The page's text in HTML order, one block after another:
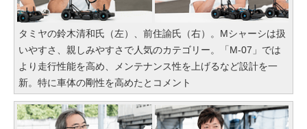
タミヤの鈴木清和氏（左）、前住諭氏（右）。Mシャーシは扱
いやすさ、親しみやすさで人気のカテゴリー。「M-07」では
より走行性能を高め、メンテナンス性を上げるなど設計を一
新。特に車体の剛性を高めたとコメント